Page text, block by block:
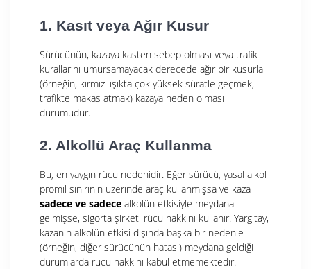
1. Kasıt veya Ağır Kusur
Sürücünün, kazaya kasten sebep olması veya trafik
kurallarını umursamayacak derecede ağır bir kusurla
(örneğin, kırmızı ışıkta çok yüksek süratle geçmek,
trafikte makas atmak) kazaya neden olması
durumudur.
2. Alkollü Araç Kullanma
Bu, en yaygın rücu nedenidir. Eğer sürücü, yasal alkol
promil sınırının üzerinde araç kullanmışsa ve kaza
sadece ve sadece alkolün etkisiyle meydana
gelmişse, sigorta şirketi rücu hakkını kullanır. Yargıtay,
kazanın alkolün etkisi dışında başka bir nedenle
(örneğin, diğer sürücünün hatası) meydana geldiği
durumlarda rücu hakkını kabul etmemektedir.